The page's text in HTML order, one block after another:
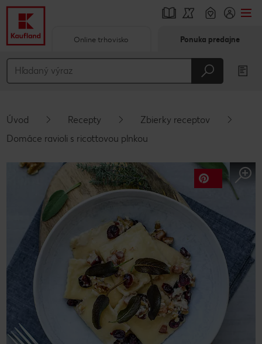
Hlavný obsah
Vyskakovací bočný panel
Online trhovisko Ponuka predajne
Úvod Recepty
Zbierky receptov
Domáce ravioli s ricottovou plnkou